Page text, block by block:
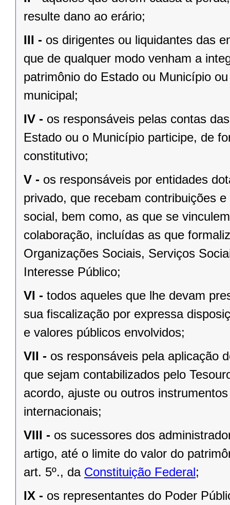
resulte dano ao erário;
III - os dirigentes ou liquidantes das
que de qualquer modo venham a
patrimônio do Estado ou Município
municipal;
IV - os responsáveis pelas contas
Estado ou o Município participe, de
constitutivo;
V - os responsáveis por entidades
privado, que recebam contribuições
social, bem como, as que se
colaboração, incluídas as que
Organizações Sociais, Serviços
Interesse Público;
VI - todos aqueles que lhe devam
sua fiscalização por expressa
e valores públicos envolvidos;
VII - os responsáveis pela aplicação
que sejam contabilizados pelo
acordo, ajuste ou outros
internacionais;
VIII - os sucessores dos
artigo, até o limite do valor do
art. 5º., da Constituição Federal;
IX - os representantes do Poder